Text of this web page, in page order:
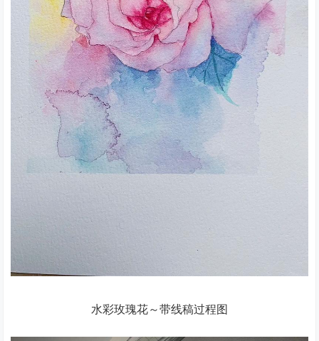
水彩玫瑰花～带线稿过程图